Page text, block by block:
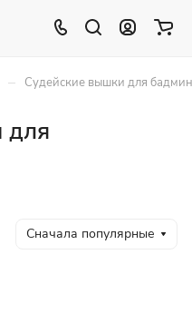
– Судейские вышки для
для
Сначала популярные